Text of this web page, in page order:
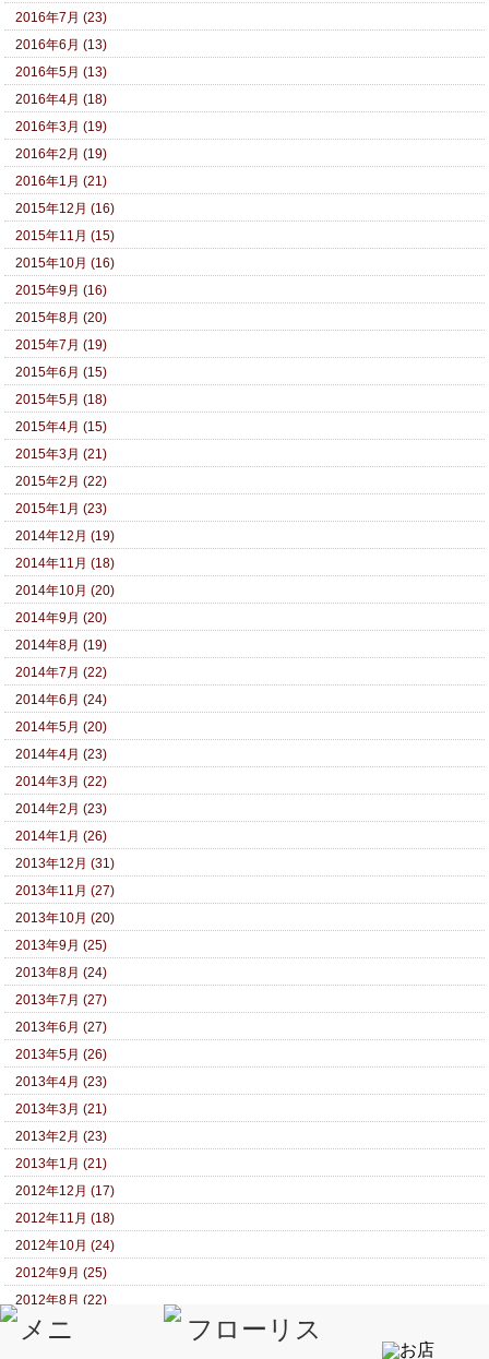
2016年7月 (23)
2016年6月 (13)
2016年5月 (13)
2016年4月 (18)
2016年3月 (19)
2016年2月 (19)
2016年1月 (21)
2015年12月 (16)
2015年11月 (15)
2015年10月 (16)
2015年9月 (16)
2015年8月 (20)
2015年7月 (19)
2015年6月 (15)
2015年5月 (18)
2015年4月 (15)
2015年3月 (21)
2015年2月 (22)
2015年1月 (23)
2014年12月 (19)
2014年11月 (18)
2014年10月 (20)
2014年9月 (20)
2014年8月 (19)
2014年7月 (22)
2014年6月 (24)
2014年5月 (20)
2014年4月 (23)
2014年3月 (22)
2014年2月 (23)
2014年1月 (26)
2013年12月 (31)
2013年11月 (27)
2013年10月 (20)
2013年9月 (25)
2013年8月 (24)
2013年7月 (27)
2013年6月 (27)
2013年5月 (26)
2013年4月 (23)
2013年3月 (21)
2013年2月 (23)
2013年1月 (21)
2012年12月 (17)
2012年11月 (18)
2012年10月 (24)
2012年9月 (25)
2012年8月 (22)
2012年7月 (21)